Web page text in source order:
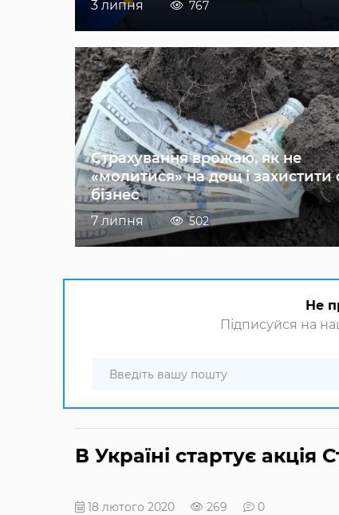
3 липня 767
Страхування врожаю, як не
«молитися» на дощ і захистити
бізнес
7 липня 502
Не
Підписуйся на
В Україні стартує акція
18 лютого 2020 269 0